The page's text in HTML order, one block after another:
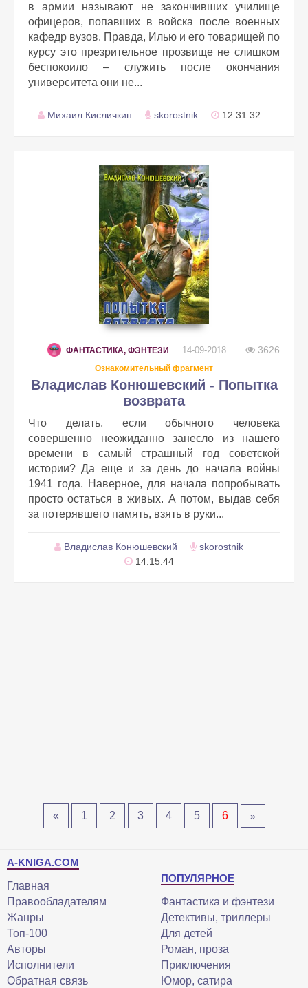
в армии называют не закончивших училище
офицеров, попавших в войска после военных
кафедр вузов. Правда, Илью и его товарищей по
курсу это презрительное прозвище не слишком
беспокоило – служить после окончания
университета они не...
Михаил Кисличкин skorostnik 12:31:32
ФАНТАСТИКА, ФЭНТЕЗИ 14-09-2018 3626
Ознакомительный фрагмент
Владислав Конюшевский - Попытка
возврата
Что делать, если обычного человека
совершенно неожиданно занесло из нашего
времени в самый страшный год советской
истории? Да еще и за день до начала войны
1941 года. Наверное, для начала попробывать
просто остаться в живых. А потом, выдав себя
за потерявшего память, взять в руки...
Владислав Конюшевский
skorostnik
14:15:44
« 1 2 3 4 5 6 »
A-KNIGA.COM
Главная
Правообладателям
Жанры
Топ-100
Авторы
Исполнители
Обратная связь
ПОПУЛЯРНОЕ
Фантастика и фэнтези
Детективы, триллеры
Для детей
Роман, проза
Приключения
Юмор, сатира